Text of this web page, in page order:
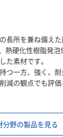
長所を兼ね備え
熱硬化性樹脂発
た素材です。
つ一方、強く、
減の観点でも評
分野の製品を見る